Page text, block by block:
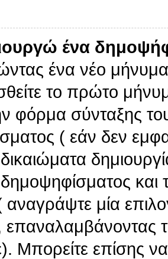
ένα
ένα νέο
το πρώτο
φόρμα σύνταξης
( εάν δεν
και
μία
επαναλαμβάνοντας
Μπορείτε επίσης